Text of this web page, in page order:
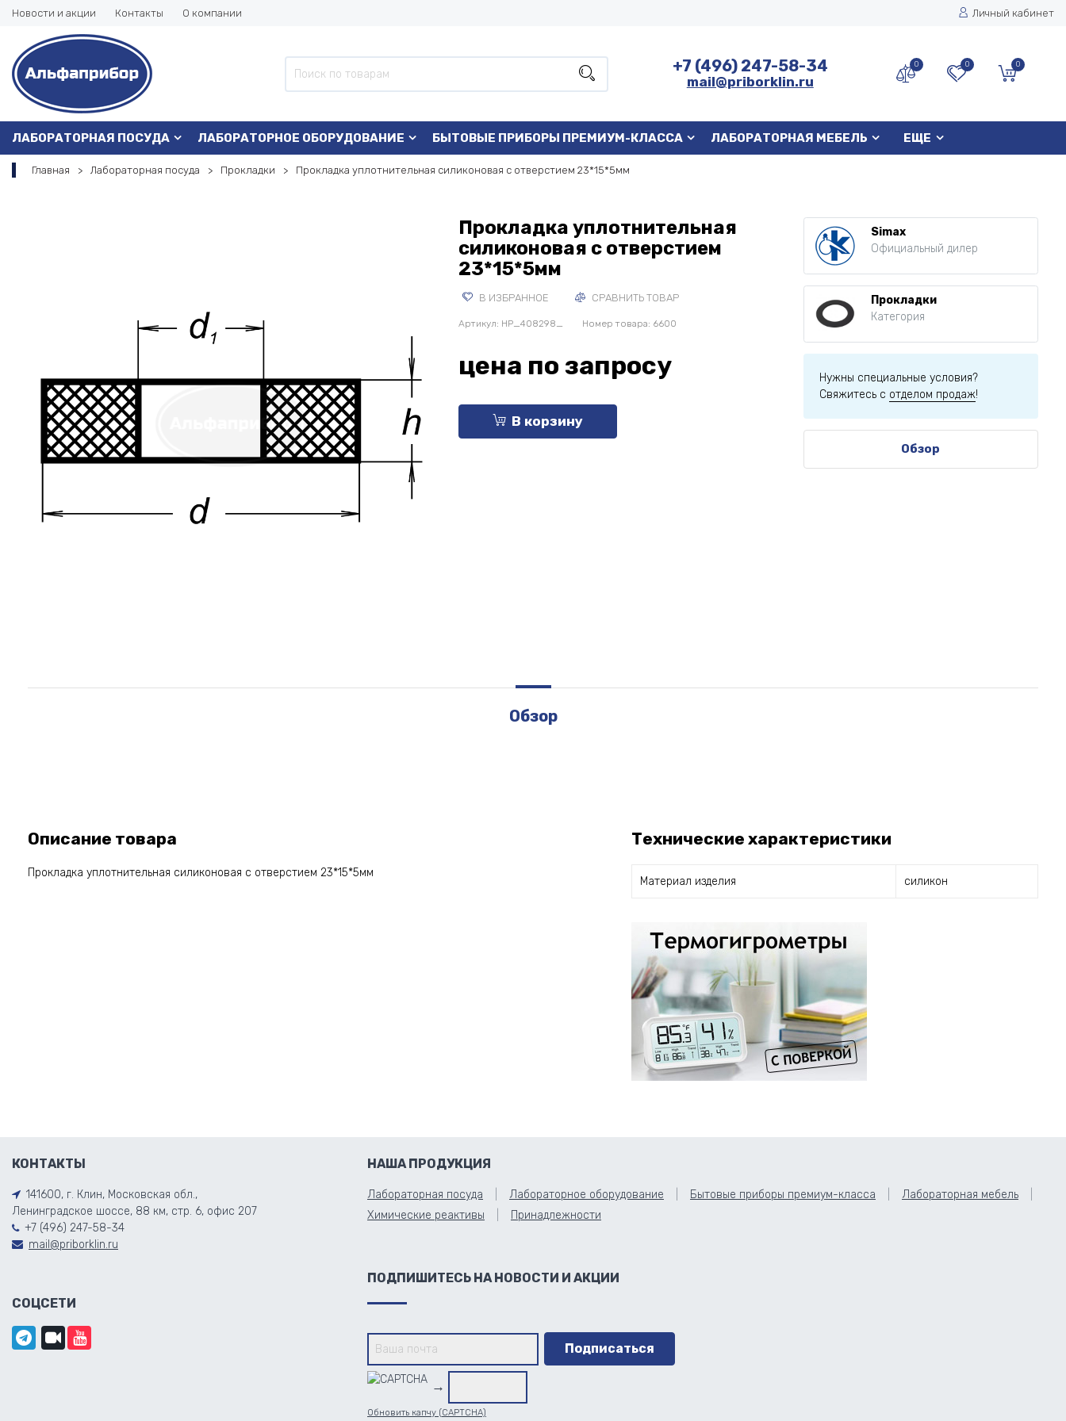
Новости и акции Контакты О компании Личный кабинет
+7 (496) 247-58-34
mail@priborklin.ru
0 0 0
ЛАБОРАТОРНАЯ ПОСУДА ЛАБОРАТОРНОЕ ОБОРУДОВАНИЕ БЫТОВЫЕ ПРИБОРЫ ПРЕМИУМ-КЛАССА ЛАБОРАТОРНАЯ МЕБЕЛЬ ЕЩЕ
Главная Лабораторная посуда Прокладки Прокладка уплотнительная силиконовая с отверстием 23*15*5мм
Прокладка уплотнительная
силиконовая с отверстием
23*15*5мм
В ИЗБРАННОЕ СРАВНИТЬ ТОВАР
Артикул: HP_408298_ Номер товара: 6600
цена по запросу
В корзину
Simax
Официальный дилер
Прокладки
Категория
Нужны специальные условия?
Свяжитесь с отделом продаж!
Обзор
Обзор
Описание товара
Прокладка уплотнительная силиконовая с отверстием 23*15*5мм
Технические характеристики
Материал изделия силикон
КОНТАКТЫ
141600, г. Клин, Московская обл.,
Ленинградское шоссе, 88 км, стр. 6, офис 207
+7 (496) 247-58-34
mail@priborklin.ru
СОЦСЕТИ
НАША ПРОДУКЦИЯ
Лабораторная посуда Лабораторное оборудование Бытовые приборы премиум-класса
Лабораторная мебель
Химические реактивы
Принадлежности
ПОДПИШИТЕСЬ НА НОВОСТИ И АКЦИИ
→
Обновить капчу (CAPTCHA)